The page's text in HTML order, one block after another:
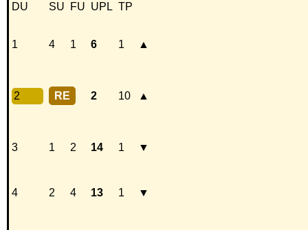
DU SU FU UPL TP
1 4 1 6 1 ▲
2 RE 2 10 ▲
3 1 2 14 1 ▼
4 2 4 13 1 ▼